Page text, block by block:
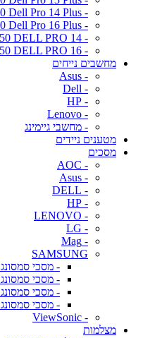
- PB14250 Dell Pro 14 Plus
- PB16250 Dell Pro 16 Plus
- PC14250 DELL PRO 14
- PC16250 DELL PRO 16
מחשבים נייחים
- Asus
- Dell
- HP
- Lenovo
- מחשבי גיימינג
מטענים ניידים
מסכים
- AOC
- Asus
- DELL
- HP
- LENOVO
- LG
- Mag
SAMSUNG
- מסכי סמסונג 24 אינץ
- מסכי סמסונג 27 אינץ
- מסכי סמסונג 32-49 אינץ
- מסכי סמסונג 4k
- ViewSonic
מצלמות